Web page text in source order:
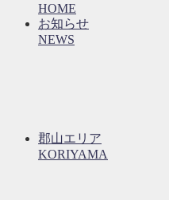
HOME
お知らせ
NEWS
郡山エリア
KORIYAMA